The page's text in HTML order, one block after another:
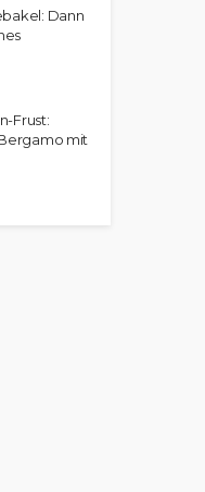
Dann
Frust:
mit